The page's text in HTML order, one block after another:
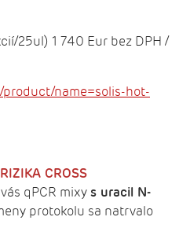
25ul) 1 740 Eur bez DPH /
name=solis-hot-
CROSS
qPCR mixys uracil N-
protokolu sa natrvalo